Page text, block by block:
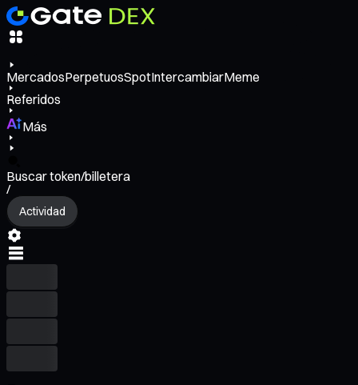
MercadosPerpetuosSpotIntercambiarMeme
Referidos
Más
Buscar token/billetera
/
Actividad